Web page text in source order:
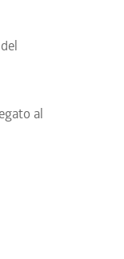
al